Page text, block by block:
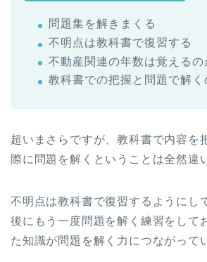
問題集を解きまくる
不明点は教科書で復習する
不動産関連の年数は覚えるの
教科書での把握と問題で解く
超いまさらですが、教科書で内容を
際に問題を解くということは全然違
不明点は教科書で復習するようにし
後にもう一度問題を解く練習をして
た知識が問題を解く力につながって